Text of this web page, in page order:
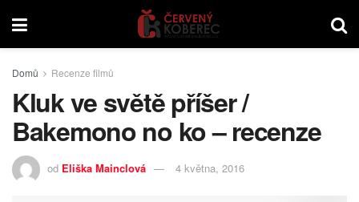
Domů Recenze filmů
Kluk ve světě příšer /
Bakemono no ko – recenze
od Eliška Mainclová 4 května, 2016